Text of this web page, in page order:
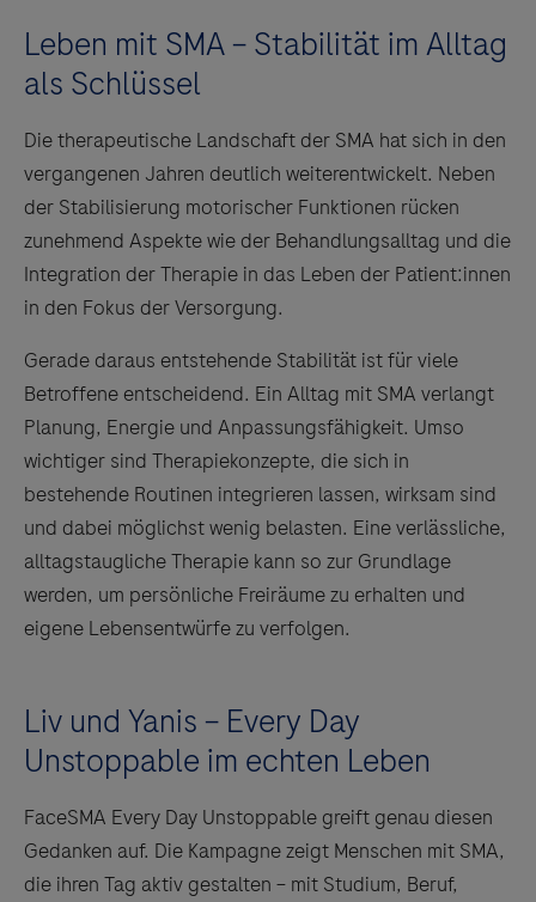
Leben mit SMA – Stabilität im Alltag
als Schlüssel
Die therapeutische Landschaft der SMA hat sich in den
vergangenen Jahren deutlich weiterentwickelt. Neben
der Stabilisierung motorischer Funktionen rücken
zunehmend Aspekte wie der Behandlungsalltag und die
Integration der Therapie in das Leben der Patient:innen
in den Fokus der Versorgung.
Gerade daraus entstehende Stabilität ist für viele
Betroffene entscheidend. Ein Alltag mit SMA verlangt
Planung, Energie und Anpassungsfähigkeit. Umso
wichtiger sind Therapiekonzepte, die sich in
bestehende Routinen integrieren lassen, wirksam sind
und dabei möglichst wenig belasten. Eine verlässliche,
alltagstaugliche Therapie kann so zur Grundlage
werden, um persönliche Freiräume zu erhalten und
eigene Lebensentwürfe zu verfolgen.
Liv und Yanis – Every Day
Unstoppable im echten Leben
FaceSMA Every Day Unstoppable greift genau diesen
Gedanken auf. Die Kampagne zeigt Menschen mit SMA,
die ihren Tag aktiv gestalten – mit Studium, Beruf,